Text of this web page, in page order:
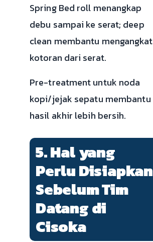
Spring Bed roll menangkap
debu sampai ke serat; deep
clean membantu mengangkat
kotoran dari serat.
Pre-treatment untuk noda
kopi/jejak sepatu membantu
hasil akhir lebih bersih.
5. Hal yang
Perlu Disiapkan
Sebelum Tim
Datang di
Cisoka